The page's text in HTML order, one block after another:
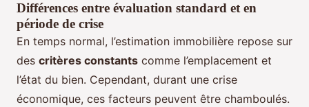
Différences entre évaluation standard et en
période de crise
En temps normal, l’estimation immobilière repose sur
des critères constants comme l’emplacement et
l’état du bien. Cependant, durant une crise
économique, ces facteurs peuvent être chamboulés.